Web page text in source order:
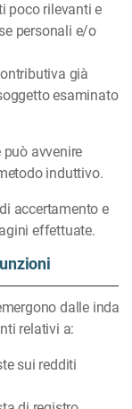
poco rilevanti e
personali e/o
già
esaminato
avvenire
induttivo.
accertamento e
effettuate.
dalle
relativi a:
sui redditi